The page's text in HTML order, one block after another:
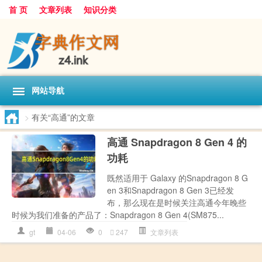
首 页 文章列表 知识分类
网站导航
> 有关“高通”的文章
高通 Snapdragon 8 Gen 4 的
功耗
既然适用于 Galaxy 的Snapdragon 8 G
en 3和Snapdragon 8 Gen 3已经发
布，那么现在是时候关注高通今年晚些
时候为我们准备的产品了：Snapdragon 8 Gen 4(SM875...
gt 04-06 0 247 文章列表